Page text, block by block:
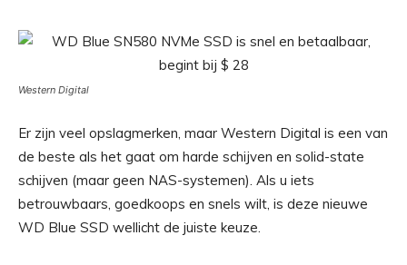
Western Digital
Er zijn veel opslagmerken, maar Western Digital is een van
de beste als het gaat om harde schijven en solid-state
schijven (maar geen NAS-systemen). Als u iets
betrouwbaars, goedkoops en snels wilt, is deze nieuwe
WD Blue SSD wellicht de juiste keuze.